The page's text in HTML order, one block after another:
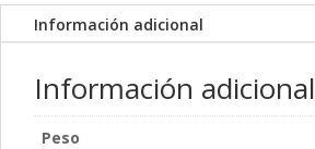
Información adicional
Información adicional
Peso